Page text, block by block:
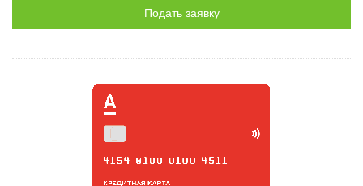
Подать заявку